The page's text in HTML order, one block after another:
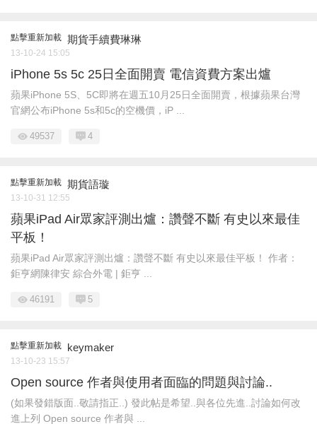
點擊重新加載 期貨手續費琳琳
13-10-24 15:05
iPhone 5s 5c 25日全面開賣 電信資費方案出爐
蘋果iPhone 5S、5C即將在週五10月25日全面開賣，根據蘋果台灣
官網公布iPhone 5s和5c的空機價，iP ...
49537 4
點擊重新加載 期貨語璇
13-10-31 12:55
蘋果iPad Air眾家評測出爐：讚聲不斷 有史以來最佳
平板！
蘋果iPad Air眾家評測出爐：讚聲不斷 有史以來最佳平板！ 作者：
鉅亨網陳律安 綜合外電 | 鉅亨 ...
46191 5
點擊重新加載 keymaker
13-10-23 15:57
Open source 作者與使用者面臨的問題與討論..
(如果發錯版面..敬請指正..) 發此帖是希望..與各位先進..討論如何改
進上列 Open source 作者與 ...